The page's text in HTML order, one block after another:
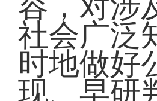
社会广泛
时地做好
现、早研